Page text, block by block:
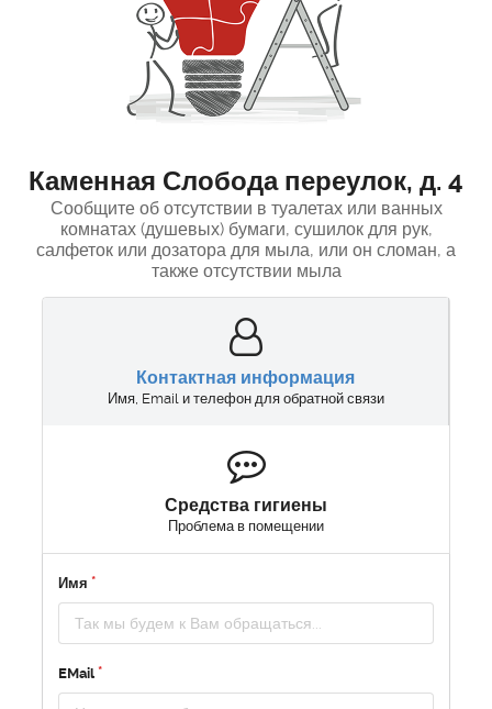
Каменная Слобода переулок, д. 4
Сообщите об отсутствии в туалетах или ванных
комнатах (душевых) бумаги, сушилок для рук,
салфеток или дозатора для мыла, или он сломан, а
также отсутствии мыла
Контактная информация
Имя, Email и телефон для обратной связи
Средства гигиены
Проблема в помещении
Имя
EMail